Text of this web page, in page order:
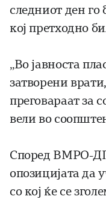
следниот ден го
кој претходно
„Во јавноста
затворени
преговараат за
вели во
Според ВМРО-
опозицијата да
со кој ќе се